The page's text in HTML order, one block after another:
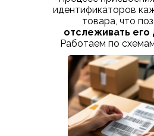
идентификаторов
товара, что
отслеживать
Работаем по